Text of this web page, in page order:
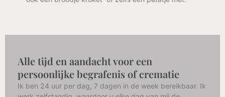
Alle tijd en aandacht voor een
persoonlijke begrafenis of crematie
Ik ben 24 uur per dag, 7 dagen in de week bereikbaar. Ik